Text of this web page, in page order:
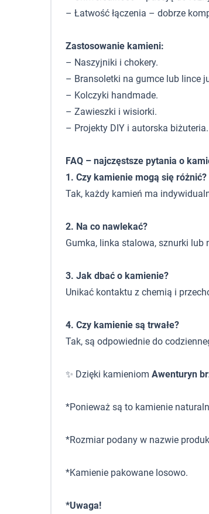
– Łatwość łączenia – dobrze
Zastosowanie kamieni:
– Naszyjniki i chokery.
– Bransoletki na gumce lub lince
– Kolczyki handmade.
– Zawieszki i wisiorki.
– Projekty DIY i autorska biżuteria.
FAQ – najczęstsze pytania o
1. Czy kamienie mogą się różnić?
Tak, każdy kamień ma
2. Na co nawlekać?
Gumka, linka stalowa, sznurki lub
3. Jak dbać o kamienie?
Unikać kontaktu z chemią i
4. Czy kamienie są trwałe?
Tak, są odpowiednie do
✨ Dzięki kamieniom Awenturyn
*Ponieważ są to kamienie
*Rozmiar podany w nazwie
*Kamienie pakowane losowo.
*Uwaga!